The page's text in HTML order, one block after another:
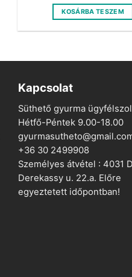
was:
1
is:
KOSÁRBA TESZEM
Kapcsolat
Süthető gyurma
Hétfő-Péntek 9.00-18.00
+36 30 2499908
Személyes átvétel : 4031
Derekassy u. 22.a. Előre
egyeztetett időpontban!